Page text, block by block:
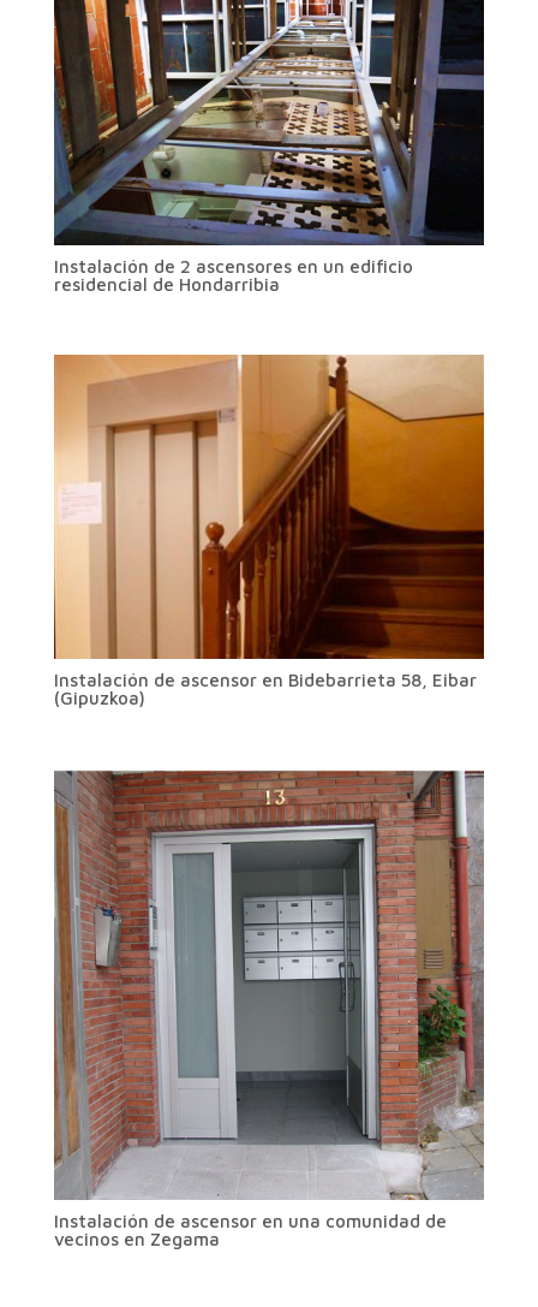
Instalación de 2 ascensores en un edificio
residencial de Hondarribia
Instalación de ascensor en Bidebarrieta 58, Eibar
(Gipuzkoa)
Instalación de ascensor en una comunidad de
vecinos en Zegama